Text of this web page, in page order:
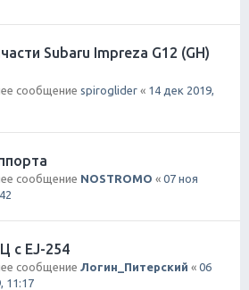
Subaru Impreza G12 (GH)
сообщение spiroglider « 14 дек 2019,
сообщение NOSTROMO « 07 ноя
с EJ-254
сообщение Логин_Питерский « 06
11:17